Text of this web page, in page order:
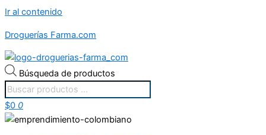
Ir al contenido
Droguerías Farma.com
Búsqueda de productos
$0 0